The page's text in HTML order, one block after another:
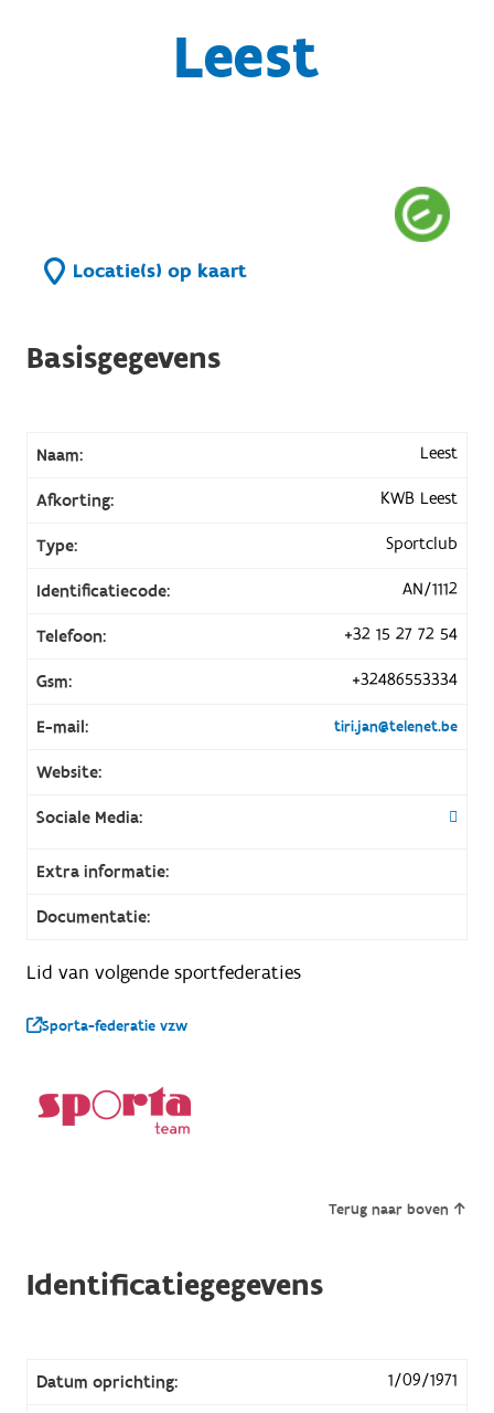
Leest
Locatie(s) op kaart
Basisgegevens
Naam: Leest
Afkorting: KWB Leest
Type: Sportclub
Identificatiecode: AN/1112
Telefoon: +32 15 27 72 54
Gsm: +32486553334
E-mail: tiri.jan@telenet.be
Website:
Sociale Media:
Extra informatie:
Documentatie:
Lid van volgende sportfederaties
Sporta-federatie vzw
Terug naar boven
Identificatiegegevens
Datum oprichting: 1/09/1971